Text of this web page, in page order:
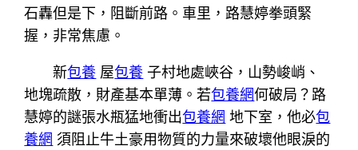
石轟但是下，阻斷前路。車里，路慧婷拳頭緊
握，非常焦慮。
新包養 屋包養 子村地處峽谷，山勢峻峭、
地塊疏散，財產基本單薄。若包養網何破局？路
慧婷的謎張水瓶猛地衝出包養網 地下室，他必包
養網 須阻止牛土豪用物質的力量來破壞他眼淚的